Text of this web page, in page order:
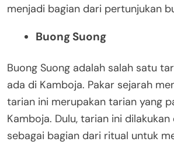
menjadi bagian dari pertunjukan
Buong Suong
Buong Suong adalah salah satu
ada di Kamboja. Pakar sejarah
tarian ini merupakan tarian yang
Kamboja. Dulu, tarian ini
sebagai bagian dari ritual untuk